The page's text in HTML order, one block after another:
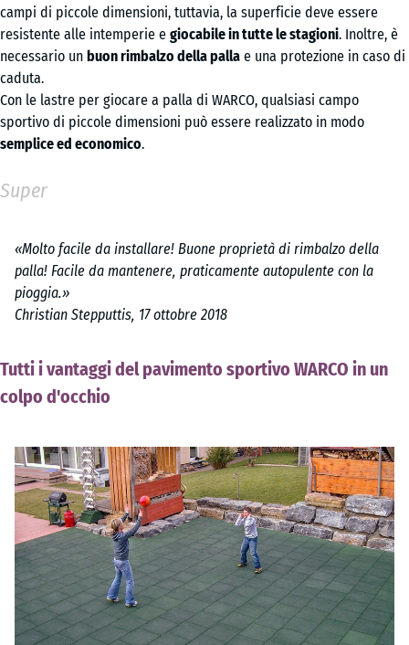
campi di piccole dimensioni, tuttavia, la superficie deve essere
resistente alle intemperie e giocabile in tutte le stagioni. Inoltre, è
necessario un buon rimbalzo della palla e una protezione in caso di
caduta.
Con le lastre per giocare a palla di WARCO, qualsiasi campo
sportivo di piccole dimensioni può essere realizzato in modo
semplice ed economico.
Super
«Molto facile da installare! Buone proprietà di rimbalzo della
palla! Facile da mantenere, praticamente autopulente con la
pioggia.»
Christian Stepputtis, 17 ottobre 2018
Tutti i vantaggi del pavimento sportivo WARCO in un
colpo d'occhio